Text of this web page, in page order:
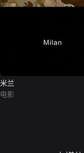
米兰
电影